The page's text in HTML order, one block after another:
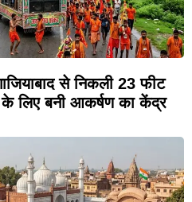
से निकली 23 फीट
के लिए बनी आकर्षण का केंद्र